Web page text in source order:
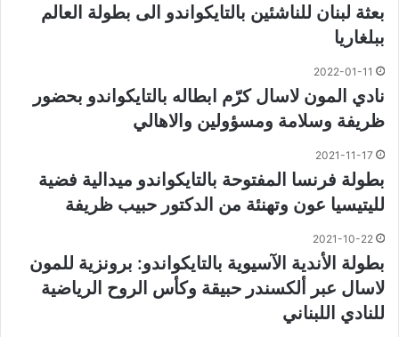
بعثة لبنان للناشئين بالتايكواندو الى بطولة العالم
ببلغاريا
2022-01-11
نادي المون لاسال كرّم ابطاله بالتايكواندو بحضور
ظريفة وسلامة ومسؤولين والاهالي
2021-11-17
بطولة فرنسا المفتوحة بالتايكواندو ميدالية فضية
لليتيسيا عون وتهنئة من الدكتور حبيب ظريفة
2021-10-22
بطولة الأندية الآسيوية بالتايكواندو: برونزية للمون
لاسال عبر ألكسندر حبيقة وكأس الروح الرياضية
للنادي اللبناني